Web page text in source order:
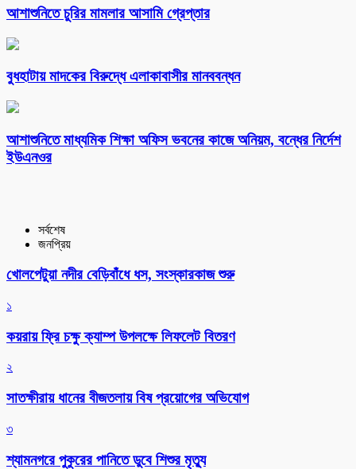
আশাশুনিতে চুরির মামলার আসামি গ্রেপ্তার
বুধহাটায় মাদকের বিরুদ্ধে এলাকাবাসীর মানববন্ধন
আশাশুনিতে মাধ্যমিক শিক্ষা অফিস ভবনের কাজে অনিয়ম, বন্ধের নির্দেশ
ইউএনওর
সর্বশেষ
জনপ্রিয়
খোলপেটুয়া নদীর বেড়িবাঁধে ধস, সংস্কারকাজ শুরু
১
কয়রায় ফ্রি চক্ষু ক্যাম্প উপলক্ষে লিফলেট বিতরণ
২
সাতক্ষীরায় ধানের বীজতলায় বিষ প্রয়োগের অভিযোগ
৩
শ্যামনগরে পুকুরের পানিতে ডুবে শিশুর মৃত্যু